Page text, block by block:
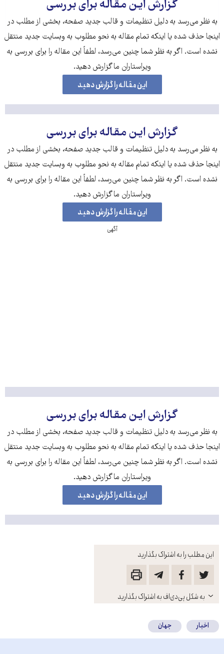
این مطلب را به اشتراک بگذارید
باز
کنید
به شکل پی‌دی‌اف به اشتراک بگذارید
گزارش این مقاله برای بررسی
به نظر می‌رسد به دلیل تنظیمات و قالب جدید صفحه، بخشی از مطلب در
اینجا حذف شده‌ یا اینکه تمام مقاله به نحو مطلوب به وبسایت جدید منتقل
نشده است. اگر به نظر شما چنین می‌رسد، لطفاً این مقاله را برای بررسی به
ویراستاران ما گزارش دهید.
این مقاله را گزارش دهید
گزارش این مقاله برای بررسی
به نظر می‌رسد به دلیل تنظیمات و قالب جدید صفحه، بخشی از مطلب در
اینجا حذف شده‌ یا اینکه تمام مقاله به نحو مطلوب به وبسایت جدید منتقل
نشده است. اگر به نظر شما چنین می‌رسد، لطفاً این مقاله را برای بررسی به
ویراستاران ما گزارش دهید.
این مقاله را گزارش دهید
آگهی
گزارش این مقاله برای بررسی
به نظر می‌رسد به دلیل تنظیمات و قالب جدید صفحه، بخشی از مطلب در
اینجا حذف شده‌ یا اینکه تمام مقاله به نحو مطلوب به وبسایت جدید منتقل
نشده است. اگر به نظر شما چنین می‌رسد، لطفاً این مقاله را برای بررسی به
ویراستاران ما گزارش دهید.
این مقاله را گزارش دهید
اخبار جهان